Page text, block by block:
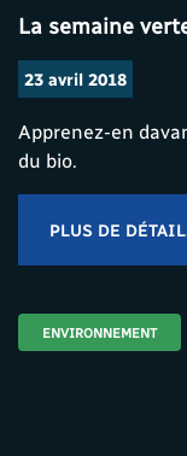
La semaine
23 avril 2018
Apprenez-en
du bio.
PLUS DE
ENVIRONNEMENT